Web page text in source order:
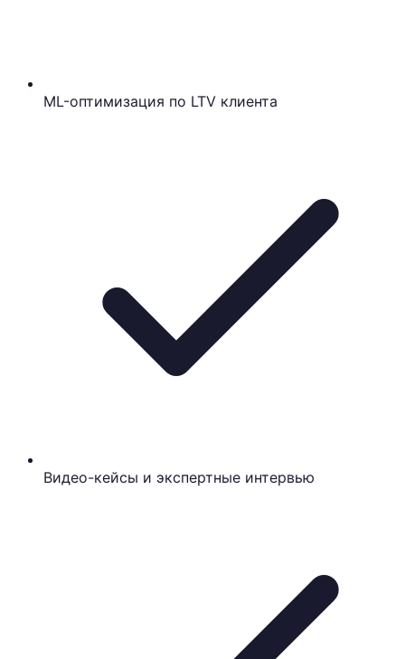
ML-оптимизация по LTV клиента
Видео-кейсы и экспертные интервью